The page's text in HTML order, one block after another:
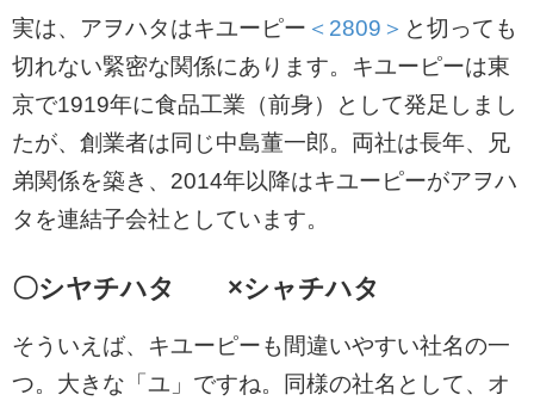
実は、アヲハタはキユーピー ＜2809＞ と切っても
切れない緊密な関係にあります。キユーピーは東
京で1919年に食品工業（前身）として発足しまし
たが、創業者は同じ中島董一郎。両社は長年、兄
弟関係を築き、2014年以降はキユーピーがアヲハ
タを連結子会社としています。
〇シヤチハタ ×シャチハタ
そういえば、キユーピーも間違いやすい社名の一
つ。大きな「ユ」ですね。同様の社名として、オ